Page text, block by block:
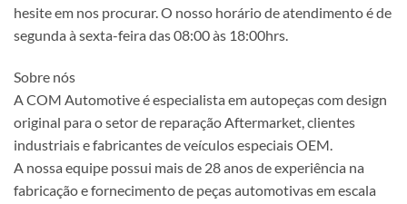
hesite em nos procurar. O nosso horário de atendimento é de
segunda à sexta-feira das 08:00 às 18:00hrs.
Sobre nós
A COM Automotive é especialista em autopeças com design
original para o setor de reparação Aftermarket, clientes
industriais e fabricantes de veículos especiais OEM.
A nossa equipe possui mais de 28 anos de experiência na
fabricação e fornecimento de peças automotivas em escala